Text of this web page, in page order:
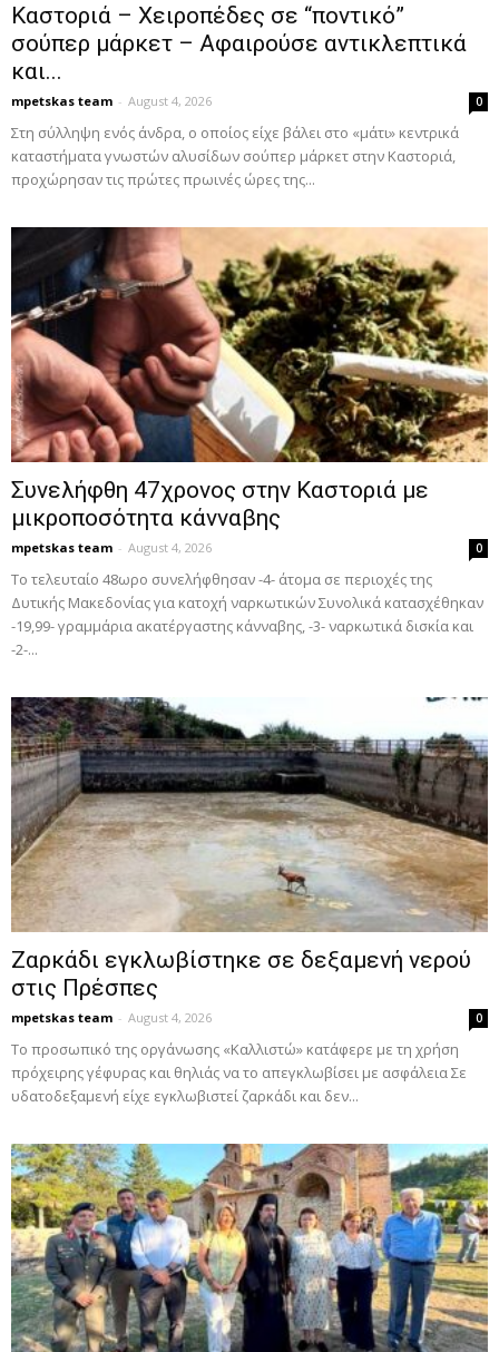
Καστοριά – Χειροπέδες σε “ποντικό”
σούπερ μάρκετ – Αφαιρούσε αντικλεπτικά
και...
mpetskas team - August 4, 2026 0
Στη σύλληψη ενός άνδρα, ο οποίος είχε βάλει στο «μάτι» κεντρικά
καταστήματα γνωστών αλυσίδων σούπερ μάρκετ στην Καστοριά,
προχώρησαν τις πρώτες πρωινές ώρες της...
Συνελήφθη 47χρονος στην Καστοριά με
μικροποσότητα κάνναβης
mpetskas team - August 4, 2026 0
Το τελευταίο 48ωρο συνελήφθησαν -4- άτομα σε περιοχές της
Δυτικής Μακεδονίας για κατοχή ναρκωτικών Συνολικά κατασχέθηκαν
-19,99- γραμμάρια ακατέργαστης κάνναβης, -3- ναρκωτικά δισκία και
-2-...
Ζαρκάδι εγκλωβίστηκε σε δεξαμενή νερού
στις Πρέσπες
mpetskas team - August 4, 2026 0
To προσωπικό της οργάνωσης «Καλλιστώ» κατάφερε με τη χρήση
πρόχειρης γέφυρας και θηλιάς να το απεγκλωβίσει με ασφάλεια Σε
υδατοδεξαμενή είχε εγκλωβιστεί ζαρκάδι και δεν...